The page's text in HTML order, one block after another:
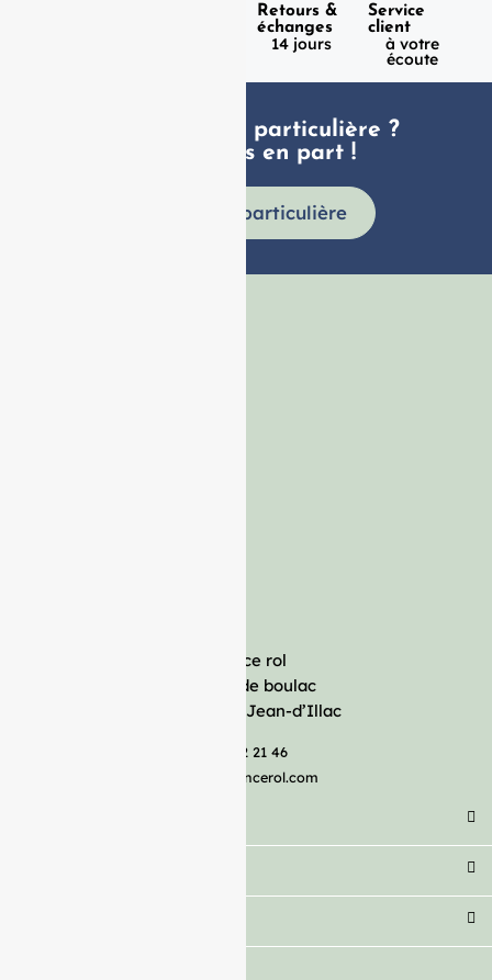
Retours &
échanges
14 jours
Service
client
à votre
écoute
Une demande particulière ?
faites nous en part !
Demande particulière
France rol
Avenue de boulac
33127 Saint-Jean-d’Illac
05 57 92 21 46
serviceclient@francerol.com